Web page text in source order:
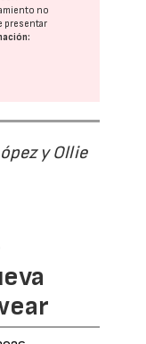
no
presentar
y Ollie